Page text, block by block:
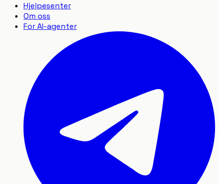
Hjelpesenter
Om oss
For AI-agenter